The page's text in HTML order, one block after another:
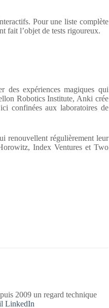
Pour une liste complète
fait l’objet de tests rigoureux.
des expériences magiques qui
Robotics Institute, Anki crée
confinées aux laboratoires de
renouvellent régulièrement leur
Index Ventures et Two
2009 un regard technique
LinkedIn